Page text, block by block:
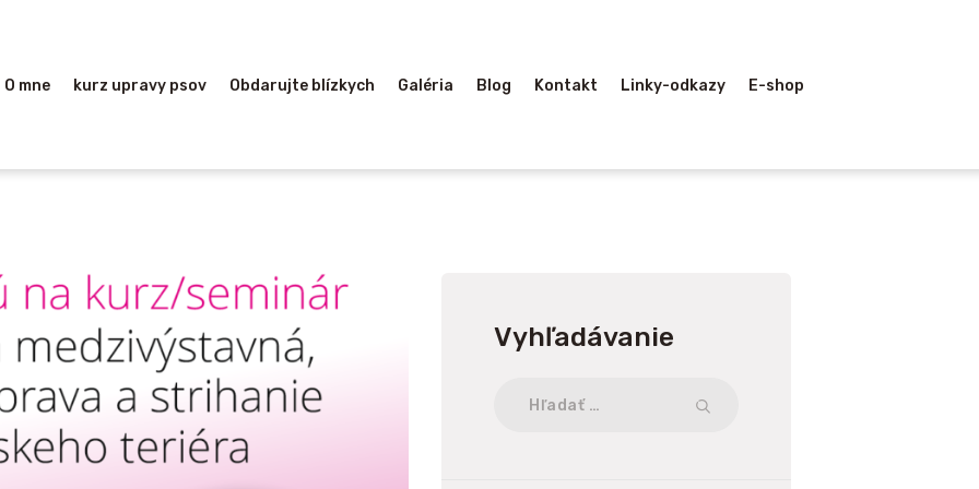
O mne kurz upravy psov Obdarujte blízkych Galéria Blog Kontakt Linky-odkazy E-shop
O MNE
PSOV
GALÉRIA
BLOG
KONTAKT
LINKY-ODKAZY
Vyhľadávanie